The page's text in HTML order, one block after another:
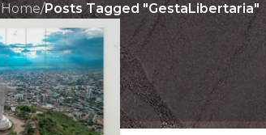
Home/Posts Tagged "GestaLibertaria"